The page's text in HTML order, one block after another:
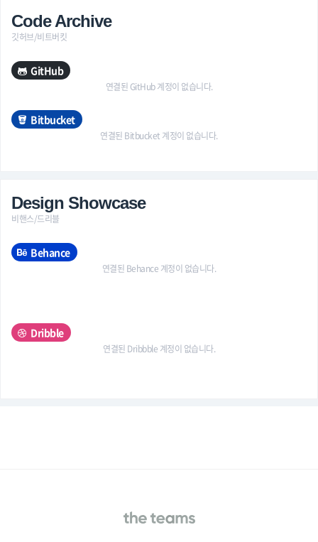
Code Archive
깃허브/비트버킷
GitHub
연결된 GitHub 계정이 없습니다.
Bitbucket
연결된 Bitbucket 계정이 없습니다.
Design Showcase
비핸스/드리블
Behance
연결된 Behance 계정이 없습니다.
Dribble
연결된 Dribbble 계정이 없습니다.